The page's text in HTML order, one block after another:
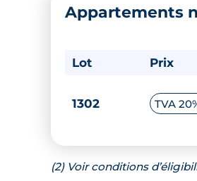
Appartements
Lot Prix
1302 TVA
(2) Voir conditions